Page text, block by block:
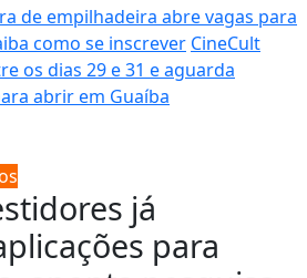
de empilhadeira abre vagas para
como se inscrever CineCult
os dias 29 e 31 e aguarda
abrir em Guaíba
já
para